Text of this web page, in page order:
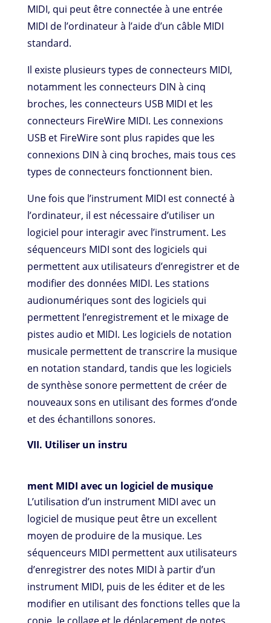
MIDI, qui peut être connectée à une entrée
MIDI de l’ordinateur à l’aide d’un câble MIDI
standard.
Il existe plusieurs types de connecteurs MIDI,
notamment les connecteurs DIN à cinq
broches, les connecteurs USB MIDI et les
connecteurs FireWire MIDI. Les connexions
USB et FireWire sont plus rapides que les
connexions DIN à cinq broches, mais tous ces
types de connecteurs fonctionnent bien.
Une fois que l’instrument MIDI est connecté à
l’ordinateur, il est nécessaire d’utiliser un
logiciel pour interagir avec l’instrument. Les
séquenceurs MIDI sont des logiciels qui
permettent aux utilisateurs d’enregistrer et de
modifier des données MIDI. Les stations
audionumériques sont des logiciels qui
permettent l’enregistrement et le mixage de
pistes audio et MIDI. Les logiciels de notation
musicale permettent de transcrire la musique
en notation standard, tandis que les logiciels
de synthèse sonore permettent de créer de
nouveaux sons en utilisant des formes d’onde
et des échantillons sonores.
VII. Utiliser un instru
ment MIDI avec un logiciel de musique
L’utilisation d’un instrument MIDI avec un
logiciel de musique peut être un excellent
moyen de produire de la musique. Les
séquenceurs MIDI permettent aux utilisateurs
d’enregistrer des notes MIDI à partir d’un
instrument MIDI, puis de les éditer et de les
modifier en utilisant des fonctions telles que la